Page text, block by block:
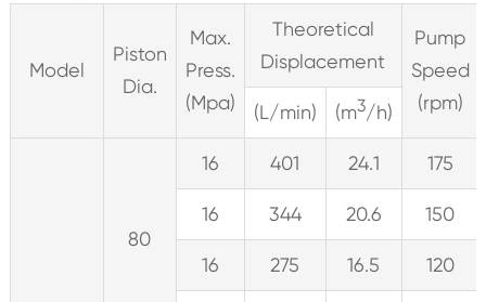
Model
Piston
Dia.
Max.
Press.
(Mpa)
Theoretical
Displacement
Pump
Speed
(rpm)
(L/min) (m3/h)
80
16 401 24.1 175
16 344 20.6 150
16 275 16.5 120